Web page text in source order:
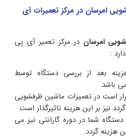
امرسان در مرکز تعمیرات آی
امرسان در مرکز تعمیر آی پی
:
بعد از بررسی دستگاه توسط
باشد.
است در تعمیرات ماشین ظرفشویی
نیز بر این هزینه تاثیرگذار است.
شما در دوره گارانتی نیز می
هزینه گردد.